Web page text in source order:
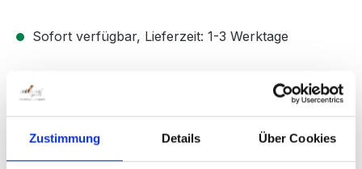
Zustimmung Details Über Cookies
Sofort verfügbar, Lieferzeit: 1-3 Werktage
Produkt Anzahl: Gib den
Stück
In den Warenkorb